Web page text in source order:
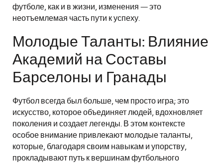
футболе, как и в жизни, изменения — это
неотъемлемая часть пути к успеху.
Молодые Таланты: Влияние
Академий на Составы
Барселоны и Гранады
Футбол всегда был больше, чем просто игра; это
искусство, которое объединяет людей, вдохновляет
поколения и создает легенды. В этом контексте
особое внимание привлекают молодые таланты,
которые, благодаря своим навыкам и упорству,
прокладывают путь к вершинам футбольного